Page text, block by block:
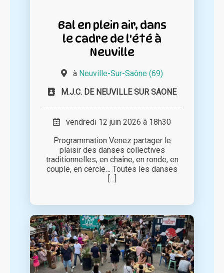
Bal en plein air, dans
le cadre de l'été à
Neuville
à Neuville-Sur-Saône (69)
M.J.C. DE NEUVILLE SUR SAONE
vendredi 12 juin 2026 à 18h30
Programmation Venez partager le
plaisir des danses collectives
traditionnelles, en chaîne, en ronde, en
couple, en cercle… Toutes les danses
[...]